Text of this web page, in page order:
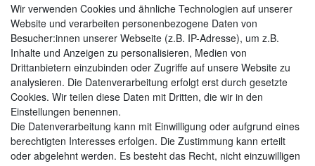
AGB|Widerrufsrecht|Datenschutzerklärung|Impressum
Wir verwenden Cookies und ähnliche Technologien auf unserer
Website und verarbeiten personenbezogene Daten von
Besucher:innen unserer Webseite (z.B. IP-Adresse), um z.B.
Inhalte und Anzeigen zu personalisieren, Medien von
Drittanbietern einzubinden oder Zugriffe auf unsere Website zu
analysieren. Die Datenverarbeitung erfolgt erst durch gesetzte
Cookies. Wir teilen diese Daten mit Dritten, die wir in den
Einstellungen benennen.
Die Datenverarbeitung kann mit Einwilligung oder aufgrund eines
berechtigten Interesses erfolgen. Die Zustimmung kann erteilt
oder abgelehnt werden. Es besteht das Recht, nicht einzuwilligen